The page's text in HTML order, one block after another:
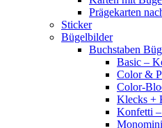
Prägekarten
Sticker
Bügelbilder
Buchstaben
Basic –
Color &
Color-
Klecks +
Konfetti